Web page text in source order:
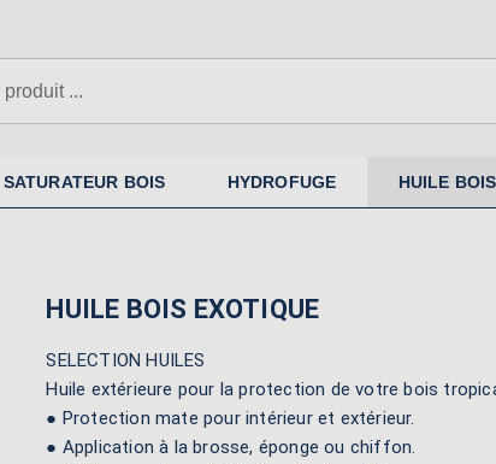
SATURATEUR BOIS HYDROFUGE HUILE BOIS
HUILE BOIS EXOTIQUE
SELECTION HUILES
Huile extérieure pour la protection de votre bois
● Protection mate pour intérieur et extérieur.
● Application à la brosse, éponge ou chiffon.
nécessaire